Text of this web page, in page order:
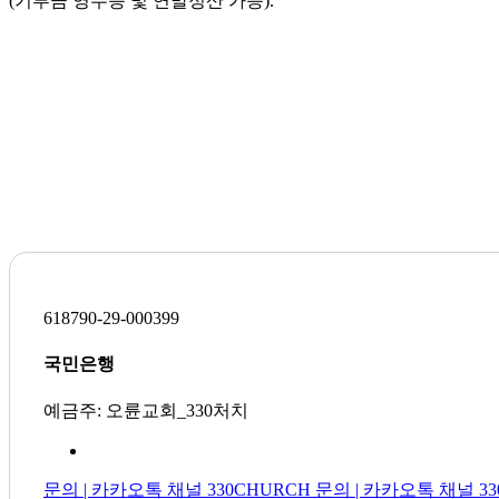
618790-29-000399
국민은행
예금주: 오륜교회_330처치
문의 | 카카오톡 채널 330CHURCH 문의 | 카카오톡 채널